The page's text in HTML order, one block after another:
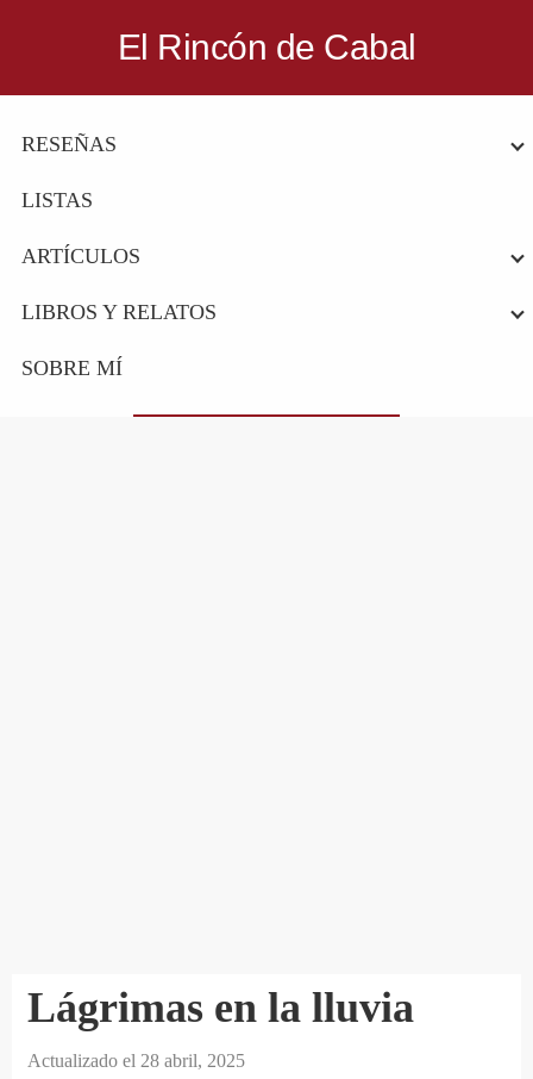
principal
El Rincón de Cabal
reúnen
hablar
RESEÑAS
LISTAS
ARTÍCULOS
LIBROS Y RELATOS
SOBRE MÍ
Lágrimas en la lluvia
Actualizado el 28 abril, 2025